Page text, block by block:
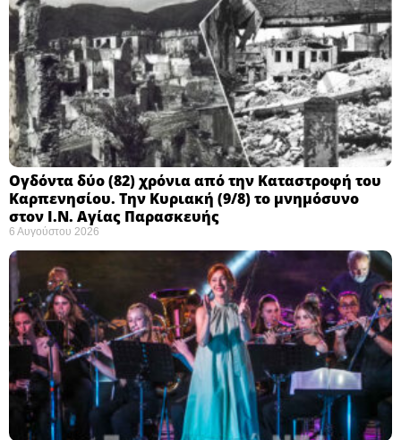
Ογδόντα δύο (82) χρόνια από την Καταστροφή του
Καρπενησίου. Την Κυριακή (9/8) το μνημόσυνο
στον Ι.Ν. Αγίας Παρασκευής
6 Αυγούστου 2026